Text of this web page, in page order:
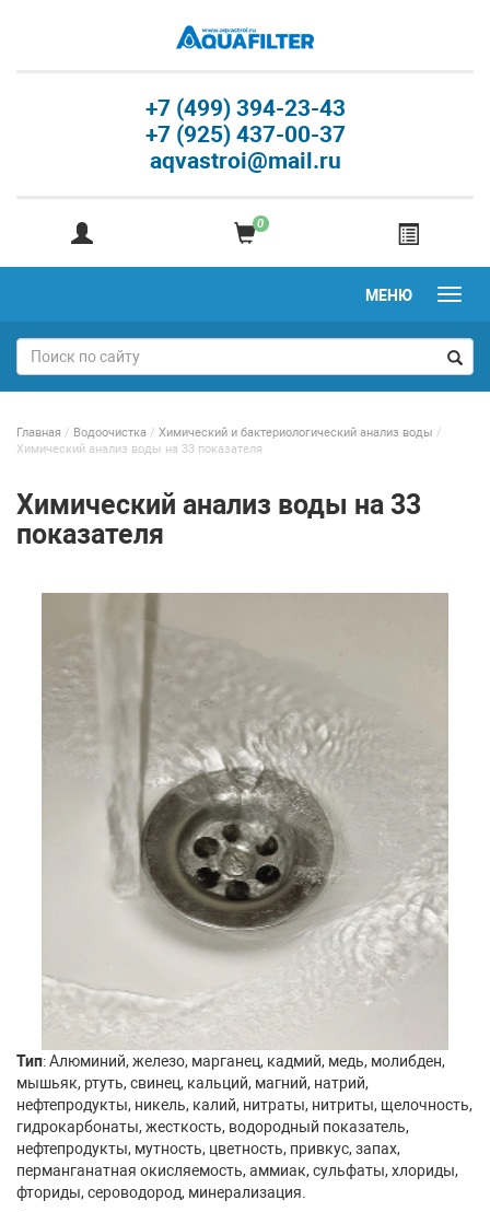
+7 (499) 394-23-43
+7 (925) 437-00-37
aqvastroi@mail.ru
0
МЕНЮ
Главная / Водоочистка / Химический и бактериологический анализ воды /
Химический анализ воды на 33 показателя
Химический анализ воды на 33
показателя
Тип: Алюминий, железо, марганец, кадмий, медь, молибден,
мышьяк, ртуть, свинец, кальций, магний, натрий,
нефтепродукты, никель, калий, нитраты, нитриты, щелочность,
гидрокарбонаты, жесткость, водородный показатель,
нефтепродукты, мутность, цветность, привкус, запах,
перманганатная окисляемость, аммиак, сульфаты, хлориды,
фториды, сероводород, минерализация.